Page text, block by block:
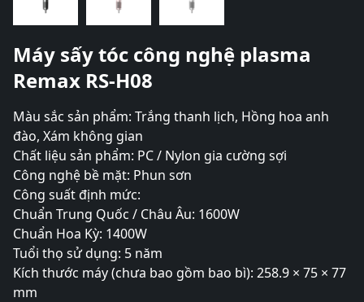
Máy sấy tóc công nghệ plasma
Remax RS-H08
Màu sắc sản phẩm: Trắng thanh lịch, Hồng hoa anh
đào, Xám không gian
Chất liệu sản phẩm: PC / Nylon gia cường sợi
Công nghệ bề mặt: Phun sơn
Công suất định mức:
Chuẩn Trung Quốc / Châu Âu: 1600W
Chuẩn Hoa Kỳ: 1400W
Tuổi thọ sử dụng: 5 năm
Kích thước máy (chưa bao gồm bao bì): 258.9 × 75 × 77
mm